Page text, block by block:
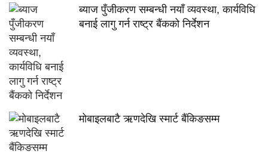
ब्याज पुँजीकरण सम्बन्धी नयाँ व्यवस्था, कार्यविधि
बनाई लागु गर्न राष्ट्र बैंकको निर्देशन
मोबाइलबाटै ऋणदेखि स्मार्ट बैंकिङसम्म